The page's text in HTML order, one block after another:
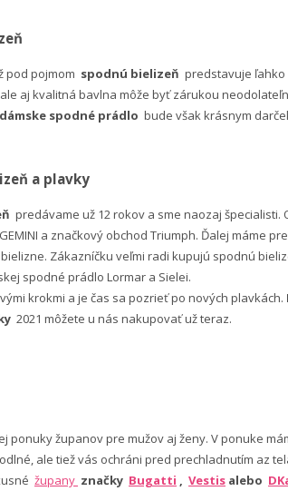
pod pojmom spodnú bielizeň predstavuje
aj kvalitná bavlna môže byť zárukou
dámske spodné prádlo bude však krásnym
a plavky
predávame už 12 rokov a sme naozaj špecialisti.
a značkový obchod Triumph. Ďalej máme
Zákazníčku veľmi radi kupujú spodnú
spodné prádlo Lormar a Sielei.
krokmi a je čas sa pozrieť po nových plavkách.
2021 môžete u nás nakupovať už teraz.
ponuky županov pre mužov aj ženy. V ponuke
ale tiež vás ochráni pred prechladnutím az
župany značky Bugatti , Vestis alebo